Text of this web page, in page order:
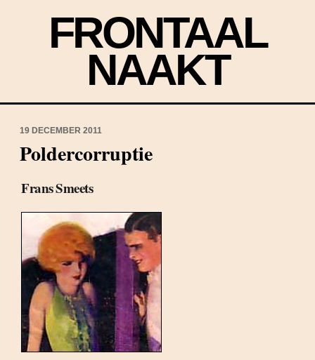
FRONTAAL
NAAKT
19 DECEMBER 2011
Poldercorruptie
Frans Smeets